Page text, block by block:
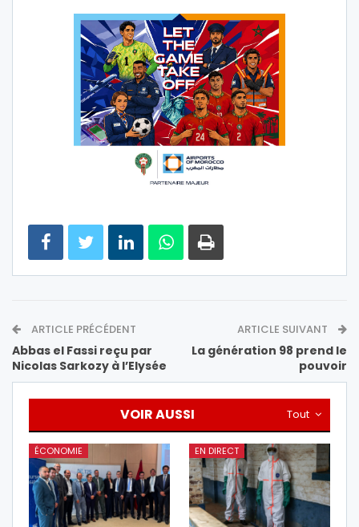
ARTICLE PRÉCÉDENT
Abbas el Fassi reçu par
Nicolas Sarkozy à l’Elysée
ARTICLE SUIVANT
La génération 98 prend le
pouvoir
Tout
VOIR AUSSI
ÉCONOMIE EN DIRECT